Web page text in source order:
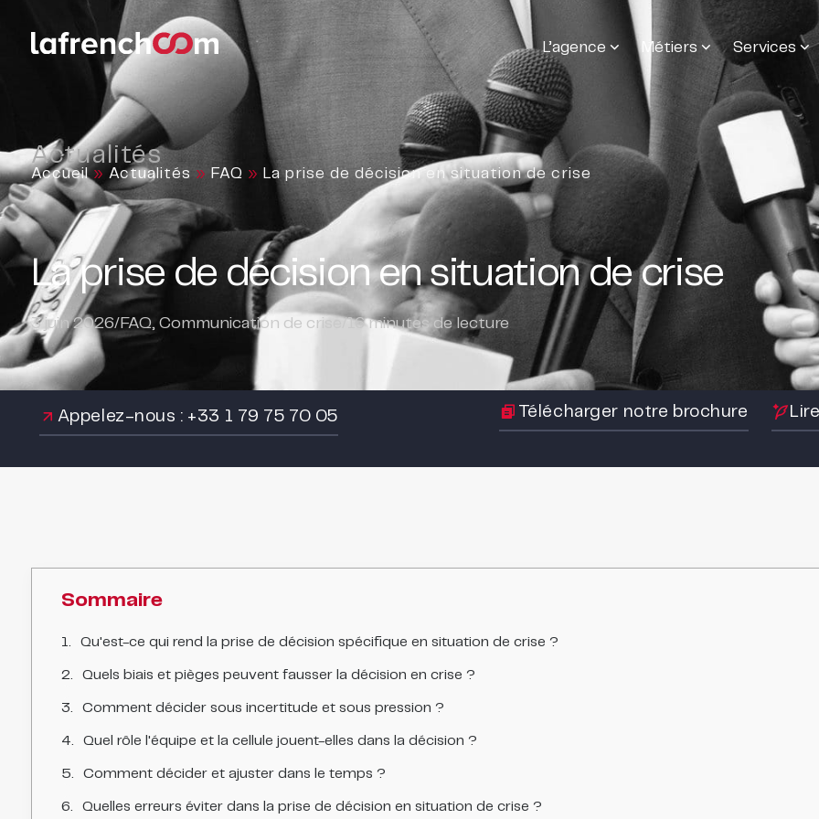
L’agence Métiers Services
Actualités
Accueil» Actualités » FAQ » La prise de décision en situation de crise
La prise de décision en situation de crise
3 juin 2026/FAQ, Communication de crise /16minutes de lecture
Appelez-nous : +33 1 79 75 70 05 Télécharger notre brochure
Sommaire
Qu'est-ce qui rend la prise de décision spécifique en situation de crise ?
Quels biais et pièges peuvent fausser la décision en crise ?
Comment décider sous incertitude et sous pression ?
Quel rôle l'équipe et la cellule jouent-elles dans la décision ?
Comment décider et ajuster dans le temps ?
Quelles erreurs éviter dans la prise de décision en situation de crise ?